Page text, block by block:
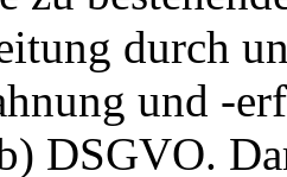
durch
und -
DSGVO.